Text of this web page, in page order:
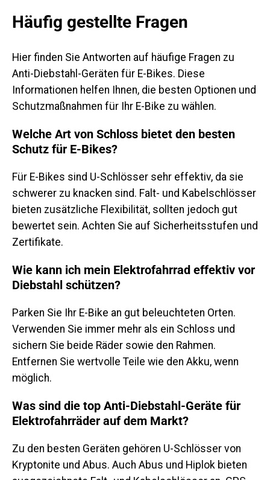
Häufig gestellte Fragen
Hier finden Sie Antworten auf häufige Fragen zu
Anti-Diebstahl-Geräten für E-Bikes. Diese
Informationen helfen Ihnen, die besten Optionen und
Schutzmaßnahmen für Ihr E-Bike zu wählen.
Welche Art von Schloss bietet den besten
Schutz für E-Bikes?
Für E-Bikes sind U-Schlösser sehr effektiv, da sie
schwerer zu knacken sind. Falt- und Kabelschlösser
bieten zusätzliche Flexibilität, sollten jedoch gut
bewertet sein. Achten Sie auf Sicherheitsstufen und
Zertifikate.
Wie kann ich mein Elektrofahrrad effektiv vor
Diebstahl schützen?
Parken Sie Ihr E-Bike an gut beleuchteten Orten.
Verwenden Sie immer mehr als ein Schloss und
sichern Sie beide Räder sowie den Rahmen.
Entfernen Sie wertvolle Teile wie den Akku, wenn
möglich.
Was sind die top Anti-Diebstahl-Geräte für
Elektrofahrräder auf dem Markt?
Zu den besten Geräten gehören U-Schlösser von
Kryptonite und Abus. Auch Abus und Hiplok bieten